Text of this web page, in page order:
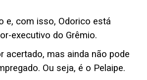
e, com isso, Odorico está
executivo do Grêmio.
acertado, mas ainda não pode
Ou seja, é o Pelaipe.